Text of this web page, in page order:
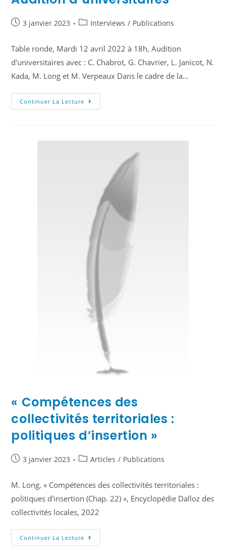
3 janvier 2023 Interviews / Publications
Table ronde, Mardi 12 avril 2022 à 18h, Audition
d'universitaires avec : C. Chabrot, G. Chavrier, L. Janicot, N.
Kada, M. Long et M. Verpeaux Dans le cadre de la…
Continuer La Lecture
« Compétences des
collectivités territoriales :
politiques d’insertion »
3 janvier 2023 Articles / Publications
M. Long, « Compétences des collectivités territoriales :
politiques d'insertion (Chap. 22) », Encyclopédie Dalloz des
collectivités locales, 2022
Continuer La Lecture